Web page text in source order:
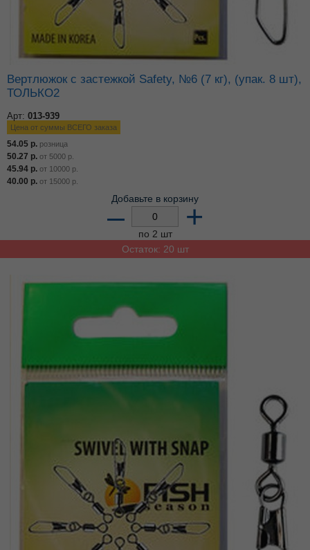
Вертлюжок с застежкой Safety, №6 (7 кг), (упак. 8 шт),
ТОЛЬКО2
Арт: 013-939
Цена от суммы ВСЕГО заказа
54.05 р. розница
50.27 р. от 5000 р.
45.94 р. от 10000 р.
40.00 р. от 15000 р.
Добавьте в корзину
– +
по 2 шт
Остаток: 20 шт